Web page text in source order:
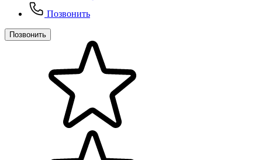
Позвонить
Позвонить